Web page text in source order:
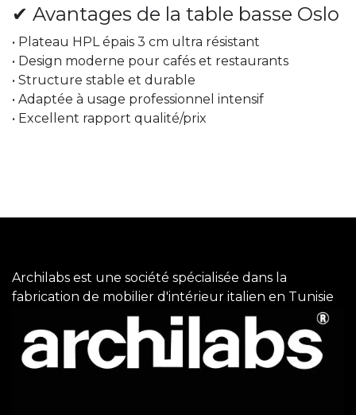
✔ Avantages de la table basse Oslo
• Plateau HPL épais 3 cm ultra résistant
• Design moderne pour cafés et restaurants
• Structure stable et durable
• Adaptée à usage professionnel intensif
• Excellent rapport qualité/prix
Archilabs est une société spécialisée dans la
fabrication de mobilier d'intérieur italien en Tunisie